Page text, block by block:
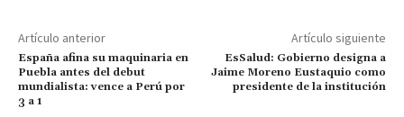
Artículo anterior
España afina su maquinaria en
Puebla antes del debut
mundialista: vence a Perú por
3 a 1
Artículo siguiente
EsSalud: Gobierno designa a
Jaime Moreno Eustaquio como
presidente de la institución